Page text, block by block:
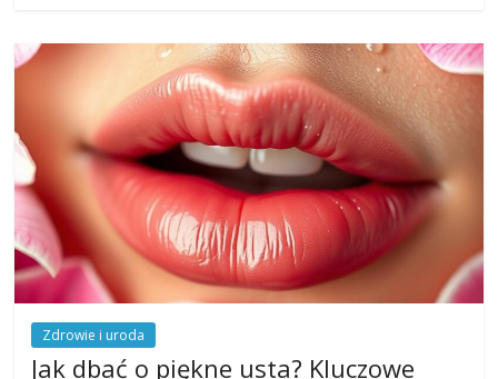
Zdrowie i uroda
Jak dbać o piękne usta? Kluczowe